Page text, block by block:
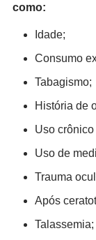
como:
Idade;
Consumo
Tabagismo;
História de
Uso
Uso de
Trauma
Após
Talassemia;